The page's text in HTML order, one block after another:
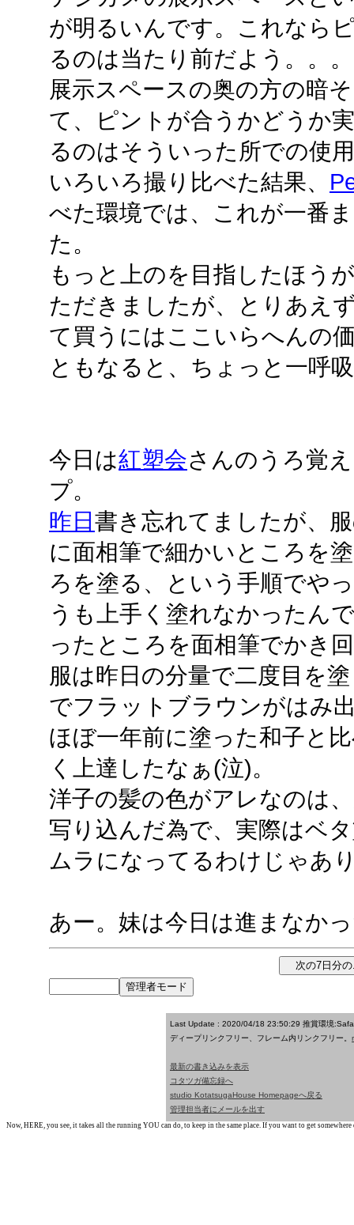
が明るいんです。これなら
るのは当たり前だよう。。
展示スペースの奥の方の暗
て、ピントが合うかどうか
るのはそういった所での使
いろいろ撮り比べた結果、
べた環境では、これが一番
た。
もっと上のを目指したほう
ただきましたが、とりあえ
て買うにはここいらへんの
ともなると、ちょっと一呼
今日は紅塑会さんのうろ覚
プ。
昨日 書き忘れてましたが、
に面相筆で細かいところを
ろを塗る、という手順でや
うも上手く塗れなかったん
ったところを面相筆でかき
服は昨日の分量で二度目を
でフラットブラウンがはみ
ほぼ一年前に塗った和子と
く上達したなぁ(泣)。
洋子の髪の色がアレなのは
写り込んだ為で、実際はベ
ムラになってるわけじゃあ
あー。妹は今日は進まなか
Last Update : 2020/04/18 23:50:29 推賞環境
ディープリンクフリー、フレーム内リンクフリー。
最新の書き込みを表示
コタツガ備忘録へ
studio KotatsugaHouse Homepageへ戻る
管理担当者にメールを出す
Now, HERE, you see, it takes all the running YOU can do, to keep in the same place. If you want to get